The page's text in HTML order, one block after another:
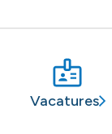
Vacatures